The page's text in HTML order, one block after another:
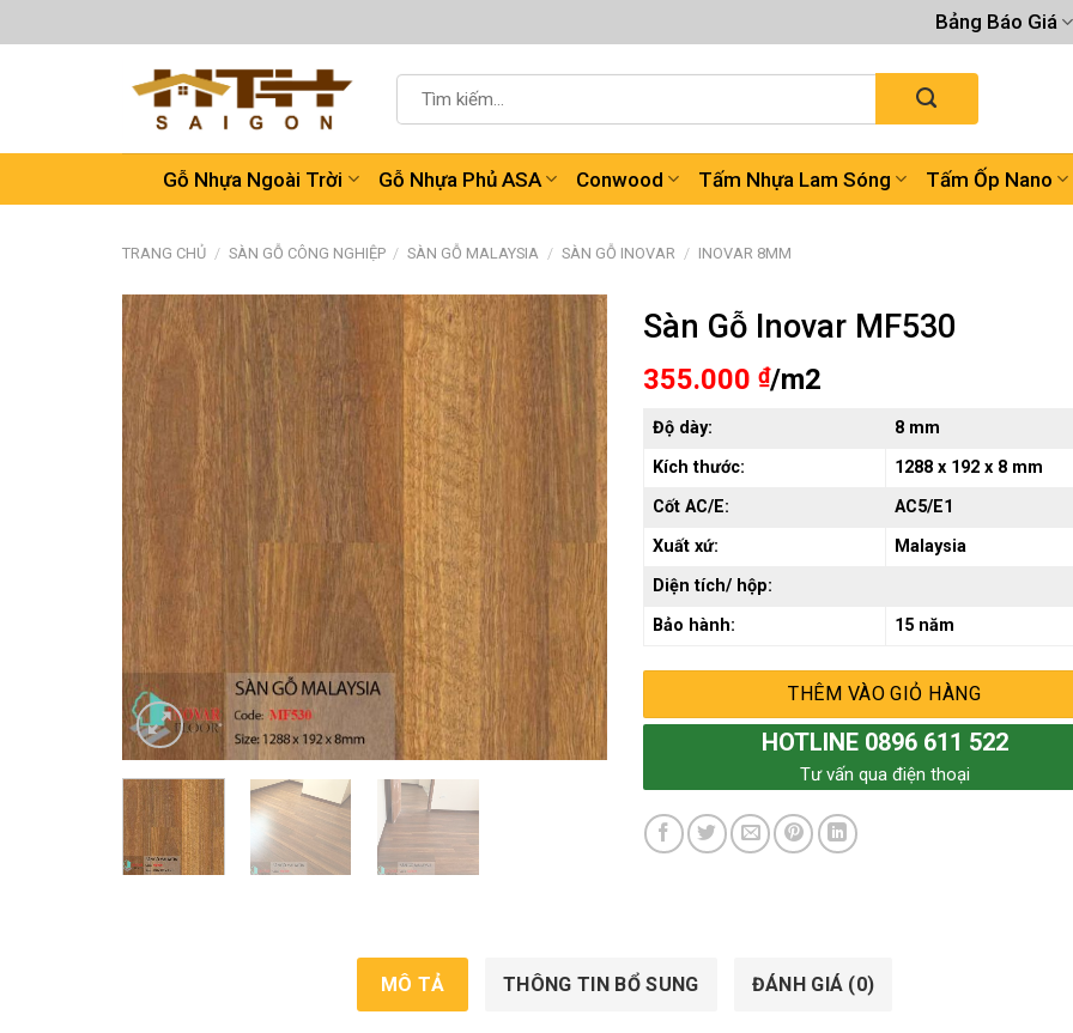
đến
Bảng Báo Giá
kiếm:
Gỗ Nhựa Ngoài Trời Gỗ Nhựa Phủ ASA Conwood Tấm Nhựa Lam Sóng Tấm Ốp Nano
TRANG CHỦ / SÀN GỖ CÔNG NGHIỆP / SÀN GỖ MALAYSIA / SÀN GỖ INOVAR / INOVAR 8MM
Sàn Gỗ Inovar MF530
355.000 ₫/m2
Độ dày:
8 mm
Kích thước:
1288 x 192 x 8 mm
Cốt AC/E:
AC5/E1
Xuất xứ:
Malaysia
Diện tích/ hộp:
Bảo hành:
15 năm
THÊM VÀO GIỎ HÀNG
HOTLINE 0896 611 522
Tư vấn qua điện thoại
MÔ TẢ THÔNG TIN BỔ SUNG ĐÁNH GIÁ (0)